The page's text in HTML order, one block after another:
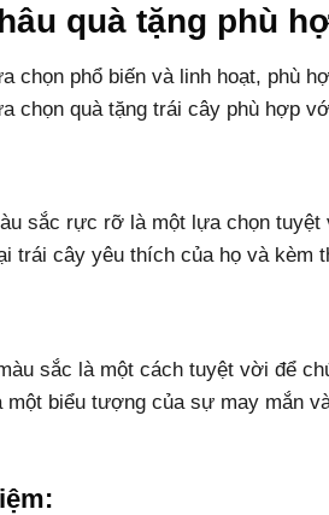
quà tặng phù
chọn phổ biến và linh hoạt, phù
chọn quà tặng trái cây phù hợp
sắc rực rỡ là một lựa chọn
trái cây yêu thích của họ và kèm
sắc là một cách tuyệt vời để
một biểu tượng của sự may mắn